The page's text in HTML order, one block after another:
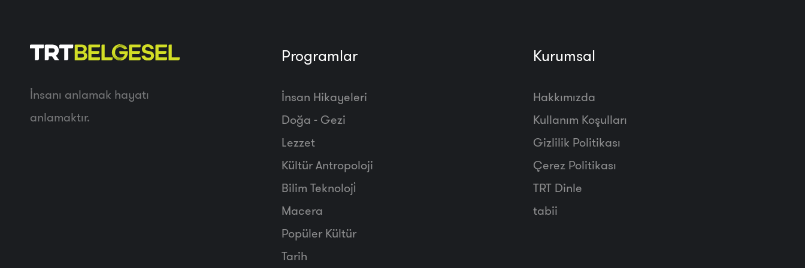
İnsanı anlamak hayatı
anlamaktır.
Programlar
İnsan Hikayeleri
Doğa - Gezi
Lezzet
Kültür Antropoloji
Bilim Teknoloji̇
Macera
Popüler Kültür
Tarih
Kurumsal
Hakkımızda
Kullanım Koşulları
Gizlilik Politikası
Çerez Politikası
TRT Dinle
tabii